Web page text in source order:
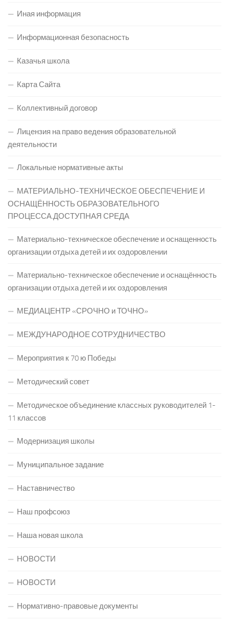
Иная информация
Информационная безопасность
Казачья школа
Карта Сайта
Коллективный договор
Лицензия на право ведения образовательной
деятельности
Локальные нормативные акты
МАТЕРИАЛЬНО-ТЕХНИЧЕСКОЕ ОБЕСПЕЧЕНИЕ И
ОСНАЩЁННОСТЬ ОБРАЗОВАТЕЛЬНОГО
ПРОЦЕССА.ДОСТУПНАЯ СРЕДА
Материально-техническое обеспечение и оснащенность
организации отдыха детей и их оздоровлении
Материально-техническое обеспечение и оснащённость
организации отдыха детей и их оздоровления
МЕДИАЦЕНТР «СРОЧНО и ТОЧНО»
МЕЖДУНАРОДНОЕ СОТРУДНИЧЕСТВО
Мероприятия к 70 ю Победы
Методический совет
Методическое объединение классных руководителей 1-
11 классов
Модернизация школы
Муниципальное задание
Наставничество
Наш профсоюз
Наша новая школа
НОВОСТИ
НОВОСТИ
Нормативно-правовые документы